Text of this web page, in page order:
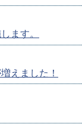
ます。
えました！